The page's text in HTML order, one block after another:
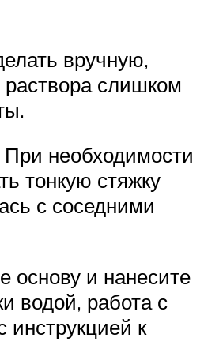
вручную,
раствора слишком
При необходимости
тонкую стяжку
с соседними
основу и нанесите
водой, работа с
инструкцией к